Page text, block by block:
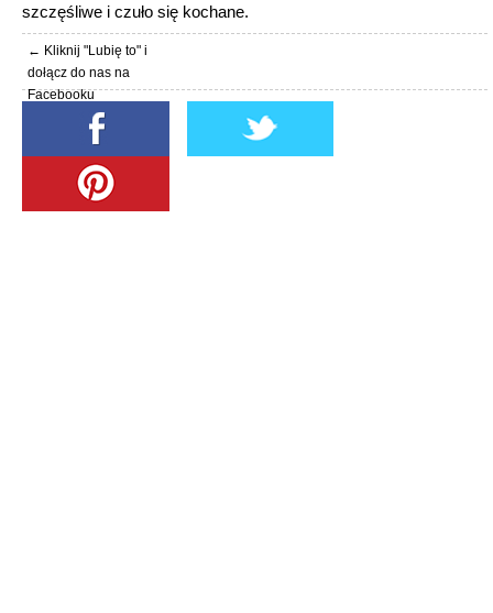
szczęśliwe i czuło się kochane.
← Kliknij "Lubię to" i
dołącz do nas na
Facebooku